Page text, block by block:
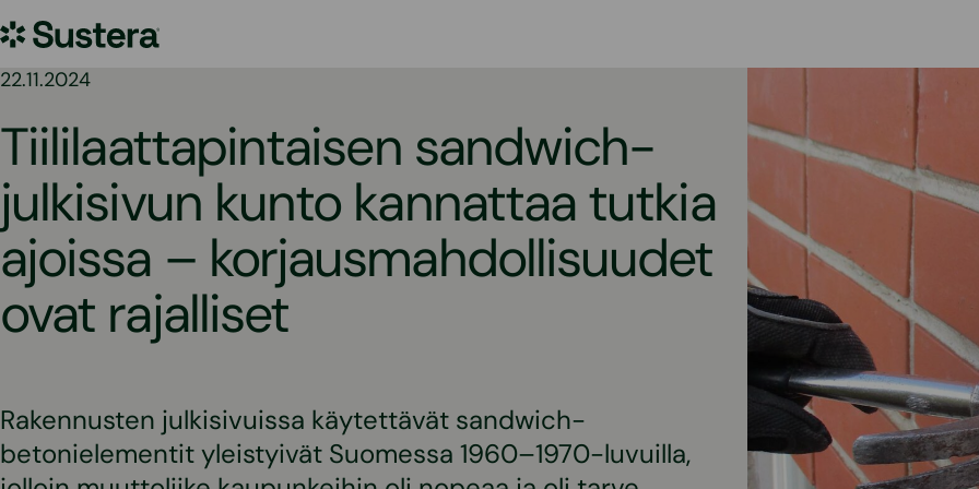
sisältöön
Sustera
22.11.2024
Tiililaattapintaisen sandwich-
julkisivun kunto kannattaa tutkia
ajoissa – korjausmahdollisuudet
ovat rajalliset
Rakennusten julkisivuissa käytettävät sandwich-
betonielementit yleistyivät Suomessa 1960–1970-luvuilla,